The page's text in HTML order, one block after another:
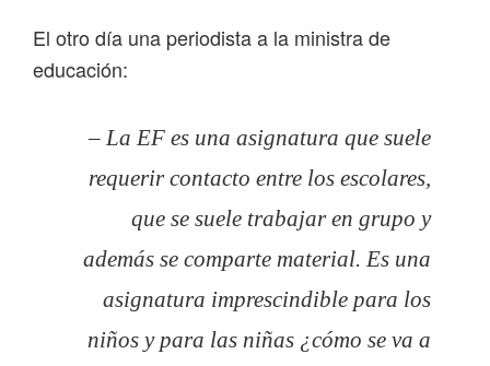
El otro día una periodista a la ministra de
educación:
– La EF es una asignatura que suele
requerir contacto entre los escolares,
que se suele trabajar en grupo y
además se comparte material. Es una
asignatura imprescindible para los
niños y para las niñas ¿cómo se va a